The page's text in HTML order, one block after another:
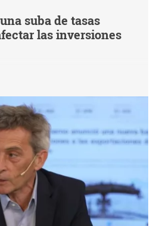
suba de tasas
las inversiones